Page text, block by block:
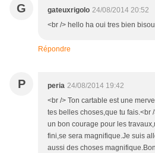
G gateuxrigolo 24/08/2014 20:52
<br /> hello ha oui tres bien
Répondre
P peria 24/08/2014 19:42
<br /> Ton cartable est une
tes belles choses,que tu fais.<br
un bon courage pour les
fini,se sera magnifique.Je suis
aussi des choses